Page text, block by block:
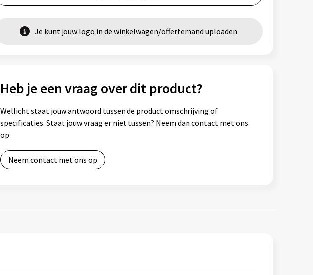
Je kunt jouw logo in de winkelwagen/offertemand uploaden
Heb je een vraag over dit product?
Wellicht staat jouw antwoord tussen de product omschrijving of
specificaties. Staat jouw vraag er niet tussen? Neem dan contact met ons
op
Neem contact met ons op